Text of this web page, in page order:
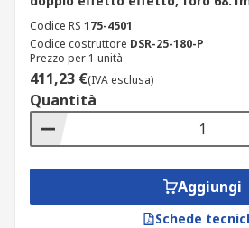
Codice RS 175-4501
Codice costruttore DSR-25-180-P
Prezzo per 1 unità
411,23 €(IVA esclusa)
Quantità
Aggiungi
Schede